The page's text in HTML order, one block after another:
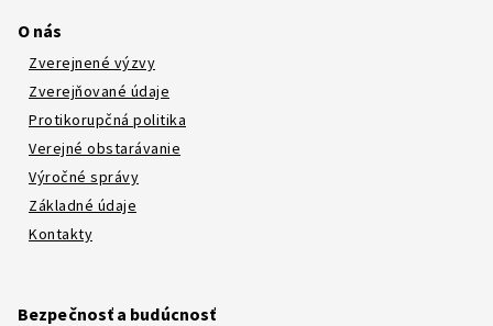
O nás
Zverejnené výzvy
Zverejňované údaje
Protikorupčná politika
Verejné obstarávanie
Výročné správy
Základné údaje
Kontakty
Bezpečnosť a budúcnosť